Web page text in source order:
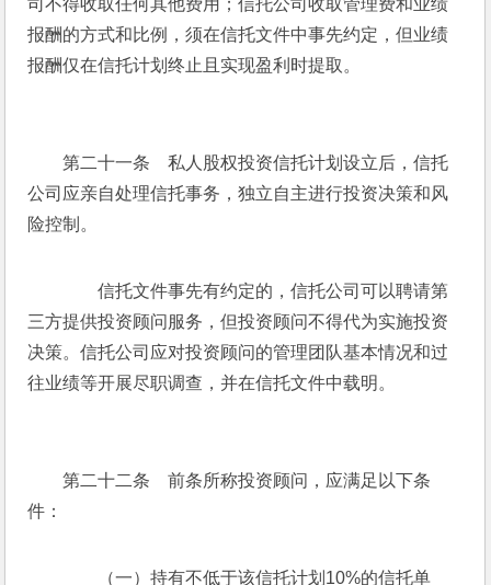
司不得收取任何其他费用；信托公司收取管理费和业绩
报酬的方式和比例，须在信托文件中事先约定，但业绩
报酬仅在信托计划终止且实现盈利时提取。
第二十一条　私人股权投资信托计划设立后，信托
公司应亲自处理信托事务，独立自主进行投资决策和风
险控制。
信托文件事先有约定的，信托公司可以聘请第
三方提供投资顾问服务，但投资顾问不得代为实施投资
决策。信托公司应对投资顾问的管理团队基本情况和过
往业绩等开展尽职调查，并在信托文件中载明。
第二十二条　前条所称投资顾问，应满足以下条
件：
（一）持有不低于该信托计划10%的信托单